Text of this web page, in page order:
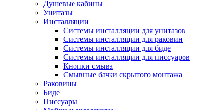
Душевые кабины
Унитазы
Инсталляции
Системы инсталляции для унитазов
Системы инсталляции для раковин
Системы инсталляции для биде
Системы инсталляции для писсуаров
Кнопки смыва
Смывные бачки скрытого монтажа
Раковины
Биде
Писсуары